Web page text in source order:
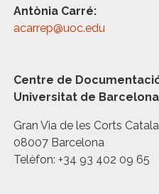
Antònia Carré:
acarrep@uoc.edu
Centre de
Universitat de Barcelona
Gran Via de les Corts
08007 Barcelona
Telèfon: +34 93 402 09 65